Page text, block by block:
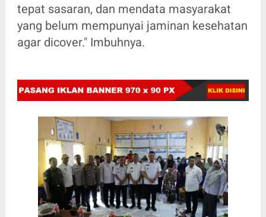
tepat sasaran, dan mendata masyarakat
yang belum mempunyai jaminan kesehatan
agar dicover." Imbuhnya.